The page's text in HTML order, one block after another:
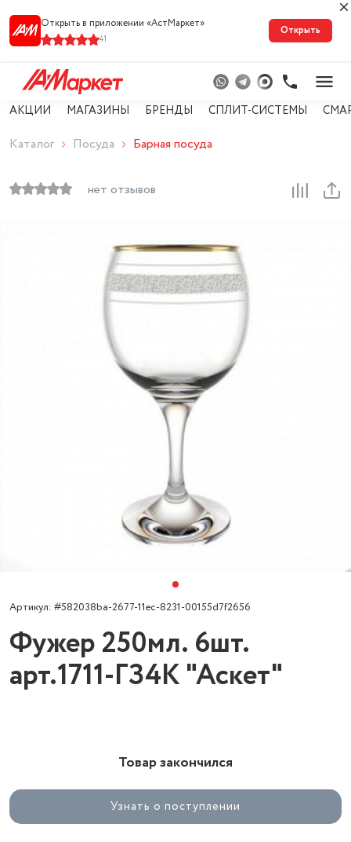
Открыть в приложении «АстМарке‪т‬»
41
Открыть
АКЦИИ МАГАЗИНЫ БРЕНДЫ СПЛИТ-СИСТЕМЫ
Каталог Посуда Барная посуда
нет отзывов
Артикул: #582038ba-2677-11ec-8231-00155d7f2656
Фужер 250мл. 6шт.
арт.1711-ГЗ4К "Аскет"
Товар закончился
Узнать о поступлении